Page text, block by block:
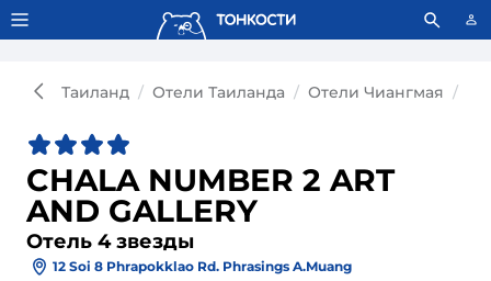
Тонкости используют сookie-файлы. Что это значит?
Таиланд Отели Таиланда Отели Чиангмая
CHALA NUMBER 2 ART
AND GALLERY
Отель 4 звезды
12 Soi 8 Phrapokklao Rd. Phrasings A.Muang